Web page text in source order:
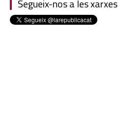
Segueix-nos a les xarxes